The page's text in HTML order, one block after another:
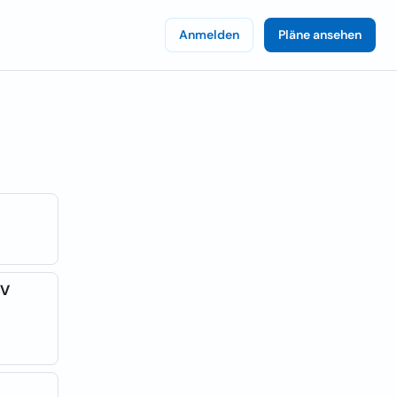
Anmelden Pläne ansehen